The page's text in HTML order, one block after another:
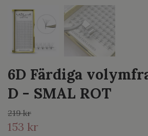
6D Färdiga
D - SMAL ROT
219 kr
153 kr